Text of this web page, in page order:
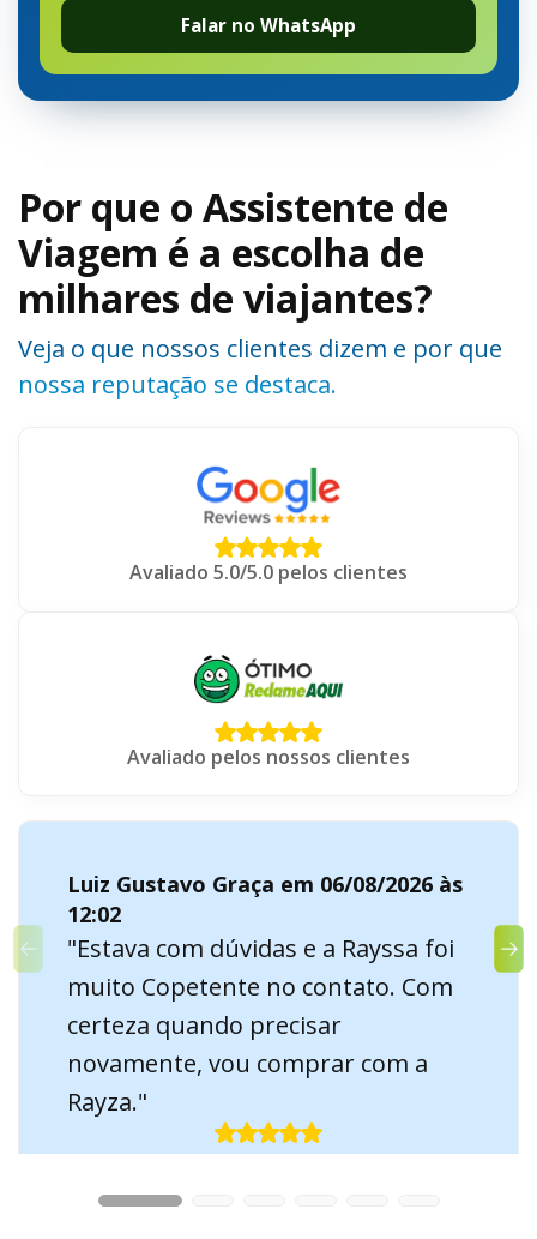
Falar no WhatsApp
Por que o Assistente de
Viagem é a escolha de
milhares de viajantes?
Veja o que nossos clientes dizem e por que
nossa reputação se destaca.
Avaliado 5.0/5.0 pelos clientes
Avaliado pelos nossos clientes
Luiz Gustavo Graça em 06/08/2026 às
12:02
"Estava com dúvidas e a Rayssa foi
muito Copetente no contato. Com
certeza quando precisar
novamente, vou comprar com a
Rayza."